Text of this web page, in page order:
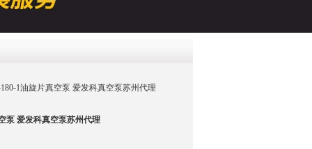
1油旋片真空泵 爱发科真空泵苏州代理
泵 爱发科真空泵苏州代理